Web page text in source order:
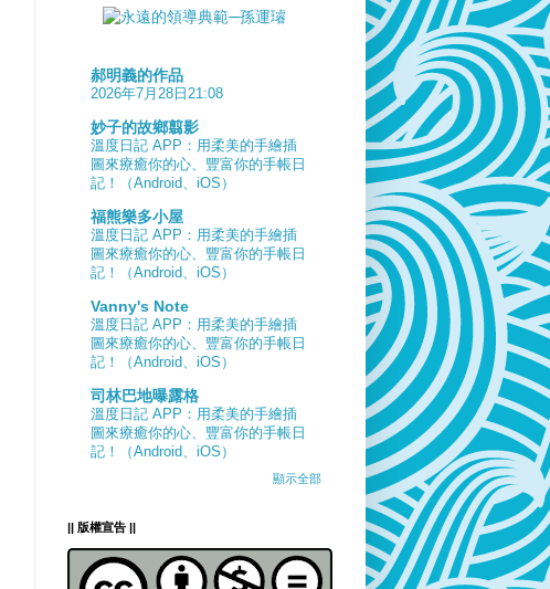
郝明義的作品
2026年7月28日21:08
妙子的故鄉翦影
溫度日記 APP：用柔美的手繪插
圖來療癒你的心、豐富你的手帳日
記！（Android、iOS）
福熊樂多小屋
溫度日記 APP：用柔美的手繪插
圖來療癒你的心、豐富你的手帳日
記！（Android、iOS）
Vanny's Note
溫度日記 APP：用柔美的手繪插
圖來療癒你的心、豐富你的手帳日
記！（Android、iOS）
司林巴地曝露格
溫度日記 APP：用柔美的手繪插
圖來療癒你的心、豐富你的手帳日
記！（Android、iOS）
顯示全部
|| 版權宣告 ||